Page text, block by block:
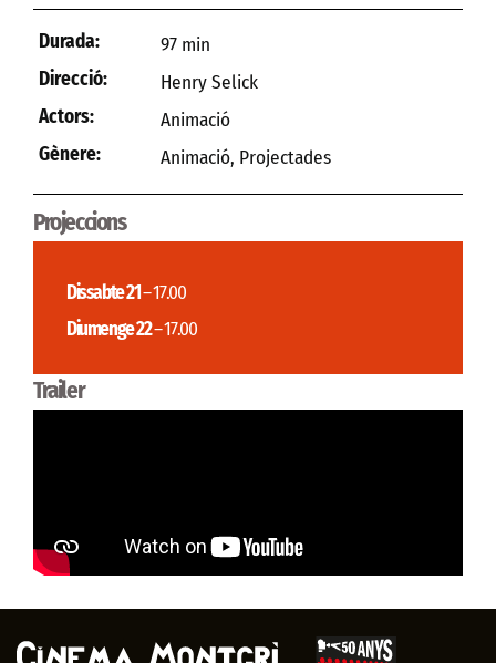
Durada:
97 min
Direcció:
Henry Selick
Actors:
Animació
Gènere:
Animació, Projectades
Projeccions
Dissabte 21– 17.00
Diumenge 22– 17.00
Trailer